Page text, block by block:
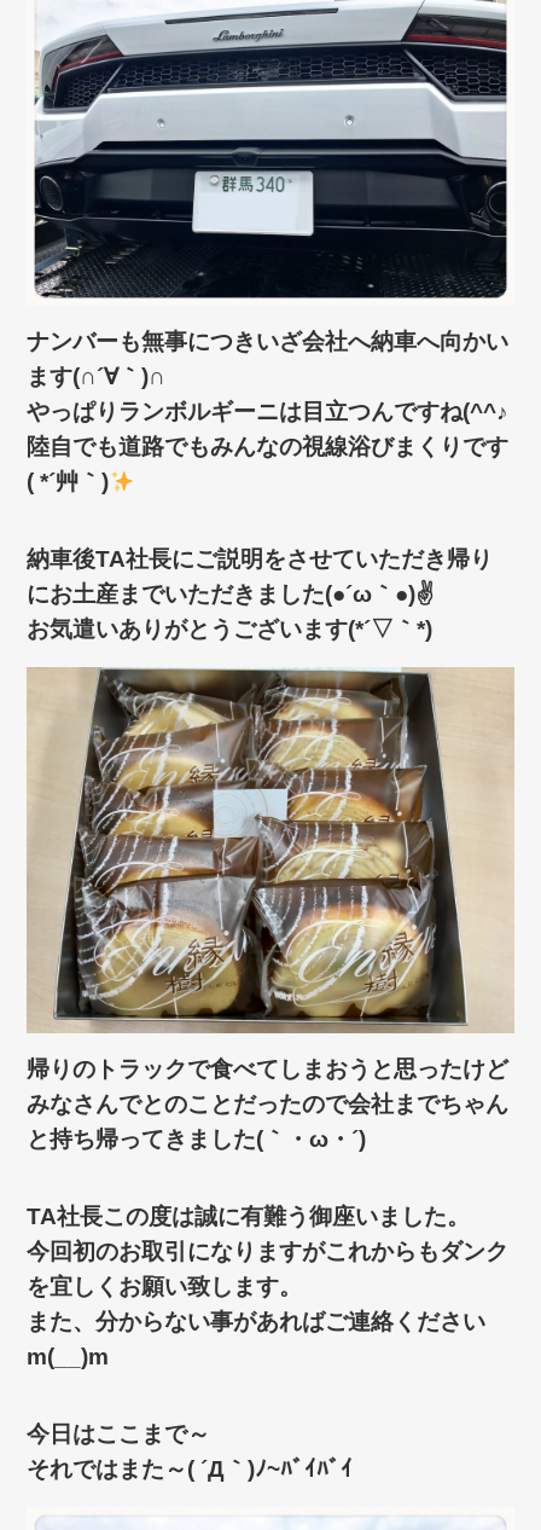
ナンバーも無事につきいざ会社へ納車へ向かい
ます(∩´∀｀)∩
やっぱりランボルギーニは目立つんですね(^^♪
陸自でも道路でもみんなの視線浴びまくりです
( *´艸｀)
納車後TA社長にご説明をさせていただき帰り
にお土産までいただきました(●´ω｀●)✌
お気遣いありがとうございます(*´▽｀*)
帰りのトラックで食べてしまおうと思ったけど
みなさんでとのことだったので会社までちゃん
と持ち帰ってきました(｀・ω・´)ゞ
TA社長この度は誠に有難う御座いました。
今回初のお取引になりますがこれからもダンク
を宜しくお願い致します。
また、分からない事があればご連絡ください
m(__)m
今日はここまで～
それではまた～( ´Д｀)ﾉ~ﾊﾞｲﾊﾞｲ